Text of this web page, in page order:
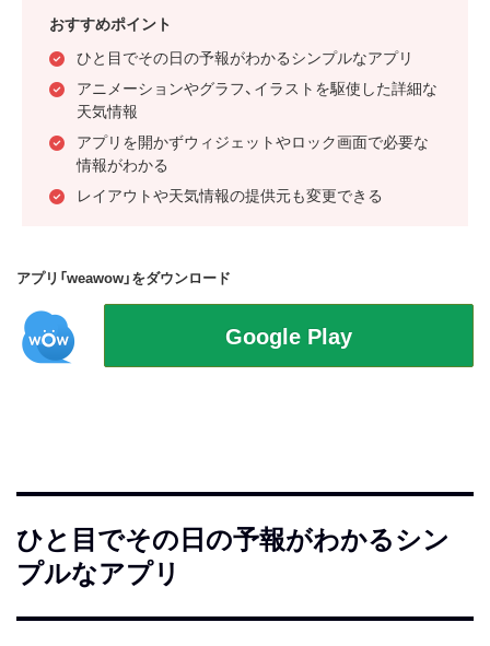
おすすめポイント
ひと目でその日の予報がわかるシンプルなアプリ
アニメーションやグラフ、イラストを駆使した詳細な
天気情報
アプリを開かずウィジェットやロック画面で必要な
情報がわかる
レイアウトや天気情報の提供元も変更できる
アプリ「weawow」をダウンロード
ひと目でその日の予報がわかるシン
プルなアプリ